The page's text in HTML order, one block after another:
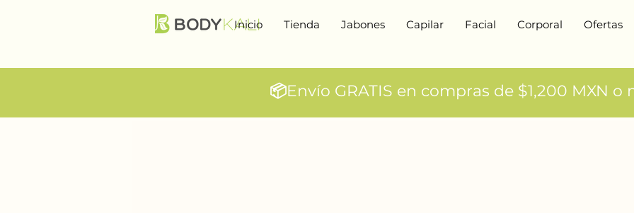
Inicio Tienda Jabones Capilar Facial Corporal Ofertas
📦Envío GRATIS en compras de $1,200 MXN o